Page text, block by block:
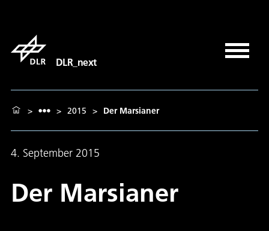
DLR_next
> > 2015 > Der Marsianer
4. September 2015
Der Marsianer